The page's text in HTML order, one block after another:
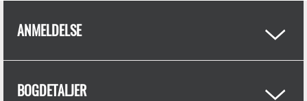
ANMELDELSE
BOGDETALJER